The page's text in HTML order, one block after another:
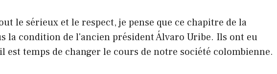
le sérieux et le respect, je pense que ce chapitre de la
la condition de l'ancien président Álvaro Uribe. Ils ont eu
est temps de changer le cours de notre société colombienne.